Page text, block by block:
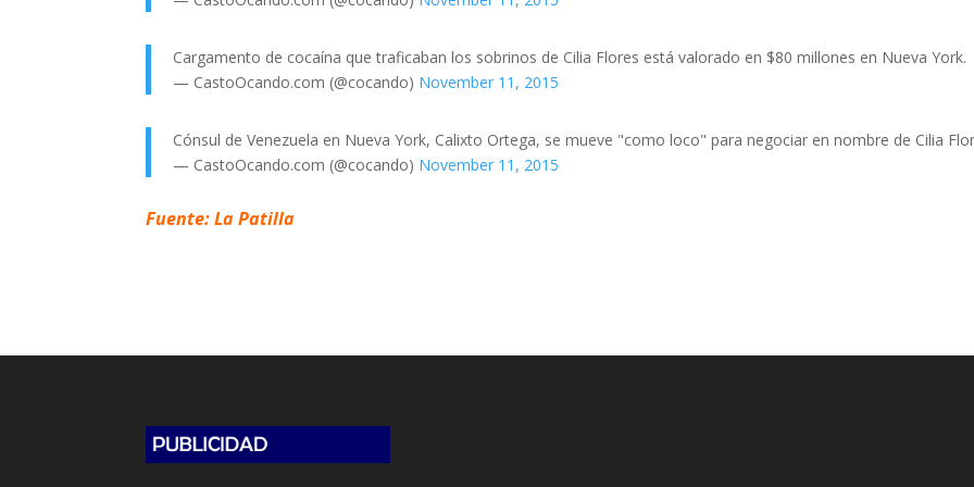
Cargamento de cocaína que traficaban los sobrinos de Cilia Flores está valorado en $80 millones en Nueva York.
— CastoOcando.com (@cocando) November 11, 2015
Cónsul de Venezuela en Nueva York, Calixto Ortega, se mueve "como loco" para negociar en nombre de Cilia
— CastoOcando.com (@cocando) November 11, 2015
Fuente: La Patilla